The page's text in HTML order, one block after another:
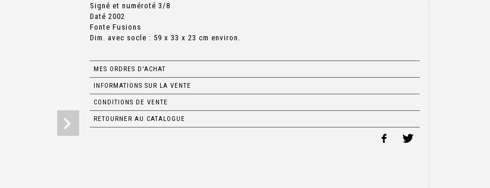
Signé et numéroté 3/8
Daté 2002
Fonte Fusions
Dim. avec socle : 59 x 33 x 23 cm environ.
MES ORDRES D'ACHAT
INFORMATIONS SUR LA VENTE
CONDITIONS DE VENTE
RETOURNER AU CATALOGUE